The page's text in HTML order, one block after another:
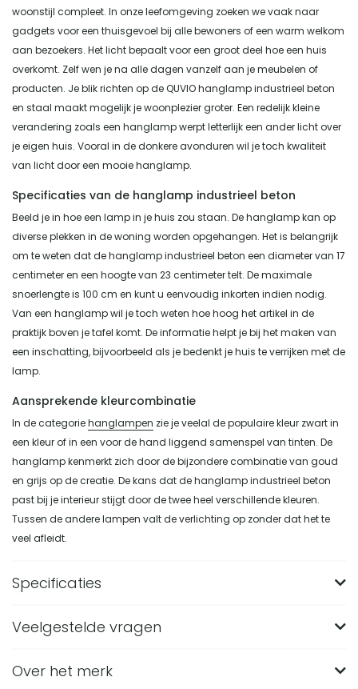
woonstijl compleet. In onze leefomgeving zoeken we vaak naar
gadgets voor een thuisgevoel bij alle bewoners of een warm welkom
aan bezoekers. Het licht bepaalt voor een groot deel hoe een huis
overkomt. Zelf wen je na alle dagen vanzelf aan je meubelen of
producten. Je blik richten op de QUVIO hanglamp industrieel beton
en staal maakt mogelijk je woonplezier groter. Een redelijk kleine
verandering zoals een hanglamp werpt letterlijk een ander licht over
je eigen huis. Vooral in de donkere avonduren wil je toch kwaliteit
van licht door een mooie hanglamp.
Specificaties van de hanglamp industrieel beton
Beeld je in hoe een lamp in je huis zou staan. De hanglamp kan op
diverse plekken in de woning worden opgehangen. Het is belangrijk
om te weten dat de hanglamp industrieel beton een diameter van 17
centimeter en een hoogte van 23 centimeter telt. De maximale
snoerlengte is 100 cm en kunt u eenvoudig inkorten indien nodig.
Van een hanglamp wil je toch weten hoe hoog het artikel in de
praktijk boven je tafel komt. De informatie helpt je bij het maken van
een inschatting, bijvoorbeeld als je bedenkt je huis te verrijken met de
lamp.
Aansprekende kleurcombinatie
In de categoriehanglampen zie je veelal de populaire kleur zwart in
een kleur of in een voor de hand liggend samenspel van tinten. De
hanglamp kenmerkt zich door de bijzondere combinatie van goud
en grijs op de creatie. De kans dat de hanglamp industrieel beton
past bij je interieur stijgt door de twee heel verschillende kleuren.
Tussen de andere lampen valt de verlichting op zonder dat het te
veel afleidt.
Specificaties
Merk
Veelgestelde vragen
Wat zijn de afmetingen van de QUVIO Hanglamp
Over het merk